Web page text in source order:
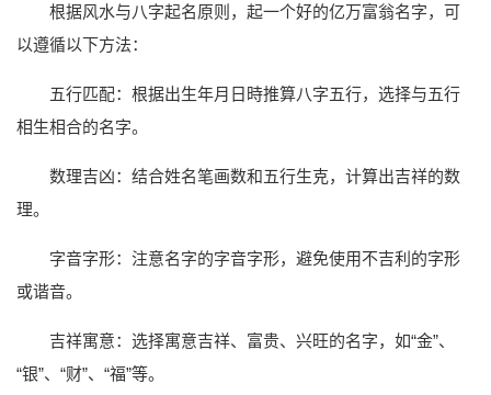
根据风水与八字起名原则，起一个好的亿万富翁名字，可
以遵循以下方法：
五行匹配：根据出生年月日時推算八字五行，选择与五行
相生相合的名字。
数理吉凶：结合姓名笔画数和五行生克，计算出吉祥的数
理。
字音字形：注意名字的字音字形，避免使用不吉利的字形
或谐音。
吉祥寓意：选择寓意吉祥、富贵、兴旺的名字，如“金”、
“银”、“财”、“福”等。